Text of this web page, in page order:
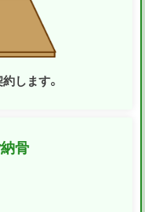
します。
骨